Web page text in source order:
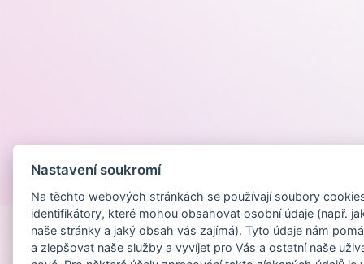
Nastavení soukromí
Na těchto webových stránkách se používají soubory
identifikátory, které mohou obsahovat osobní údaje (např.
naše stránky a jaký obsah vás zajímá). Tyto údaje nám
a zlepšovat naše služby a vyvíjet pro Vás a ostatní naše